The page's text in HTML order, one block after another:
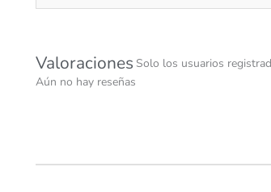
Valoraciones
Aún no hay reseñas
Solo los usuarios